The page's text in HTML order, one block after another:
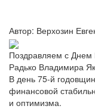
Автор: Верхозин
Поздравляем с Днем
Радько Владимира
В день 75-й
финансовой
и оптимизма.